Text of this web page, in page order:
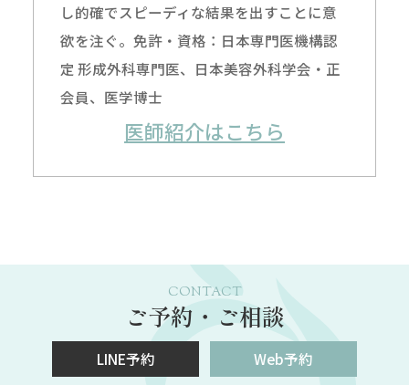
し的確でスピーディな結果を出すことに意
欲を注ぐ。免許・資格：日本専門医機構認
定 形成外科専門医、日本美容外科学会・正
会員、医学博士
医師紹介はこちら
CONTACT
ご予約・ご相談
LINE予約 Web予約